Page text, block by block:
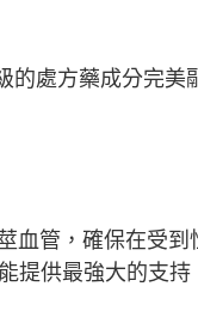
的處方藥成分完美
血管，確保在受到
提供最強大的支持